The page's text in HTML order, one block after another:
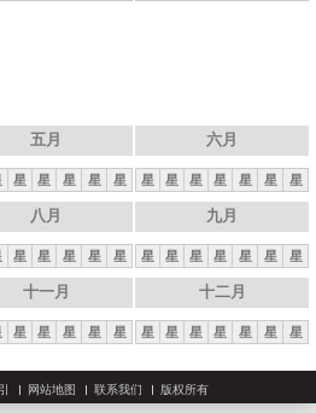
五月
星 星 星 星 星
六月
星 星 星 星 星 星 星
八月
星 星 星 星 星
九月
星 星 星 星 星 星 星
十一月
星 星 星 星 星
十二月
星 星 星 星 星 星 星
网站地图 联系我们 版权所有